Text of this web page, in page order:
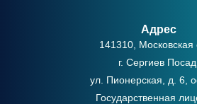
Адрес
141310, Московская
г. Сергиев Посад,
ул. Пионерская, д. 6,
Государственная